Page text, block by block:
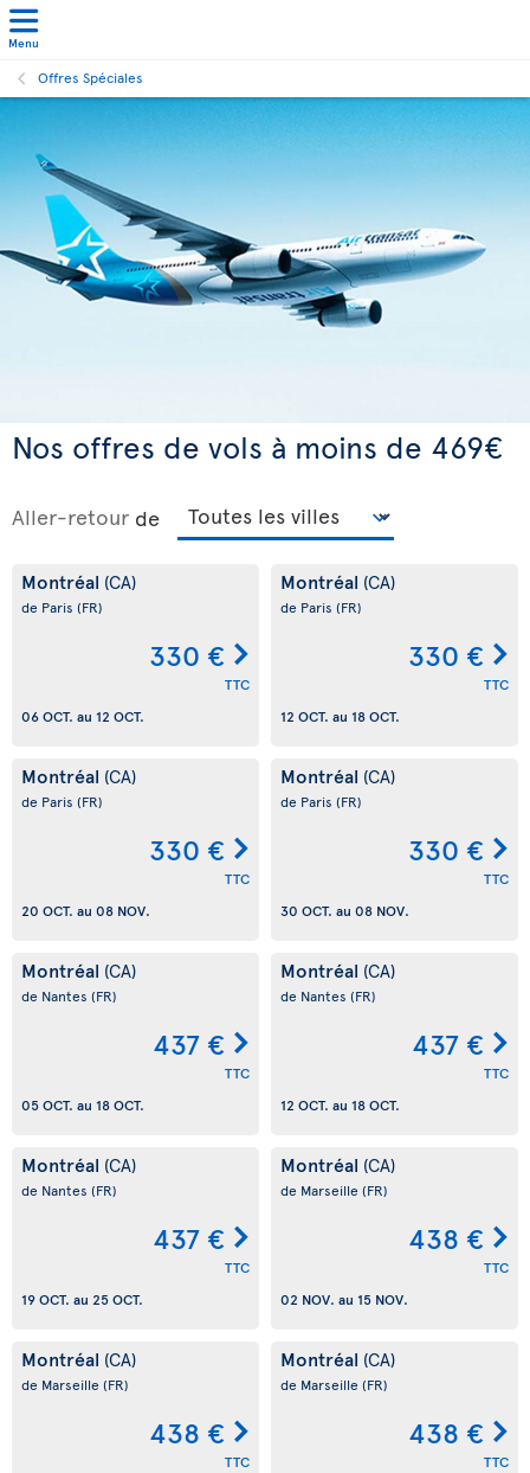
Menu
Offres Spéciales
Nos offres de vols à moins de 469€
Aller-retour de
Montréal (CA)
de Paris (FR)
330 €
TTC
06 OCT. au 12 OCT.
Montréal (CA)
de Paris (FR)
330 €
TTC
12 OCT. au 18 OCT.
Montréal (CA)
de Paris (FR)
330 €
TTC
20 OCT. au 08 NOV.
Montréal (CA)
de Paris (FR)
330 €
TTC
30 OCT. au 08 NOV.
Montréal (CA)
de Nantes (FR)
437 €
TTC
05 OCT. au 18 OCT.
Montréal (CA)
de Nantes (FR)
437 €
TTC
12 OCT. au 18 OCT.
Montréal (CA)
de Nantes (FR)
437 €
TTC
19 OCT. au 25 OCT.
Montréal (CA)
de Marseille (FR)
438 €
TTC
02 NOV. au 15 NOV.
Montréal (CA)
de Marseille (FR)
438 €
TTC
Montréal (CA)
de Marseille (FR)
438 €
TTC